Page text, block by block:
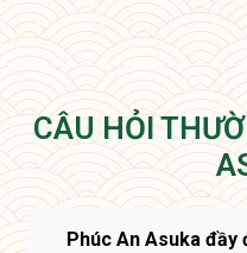
CÂU HỎI
Phúc An Asuka đầy